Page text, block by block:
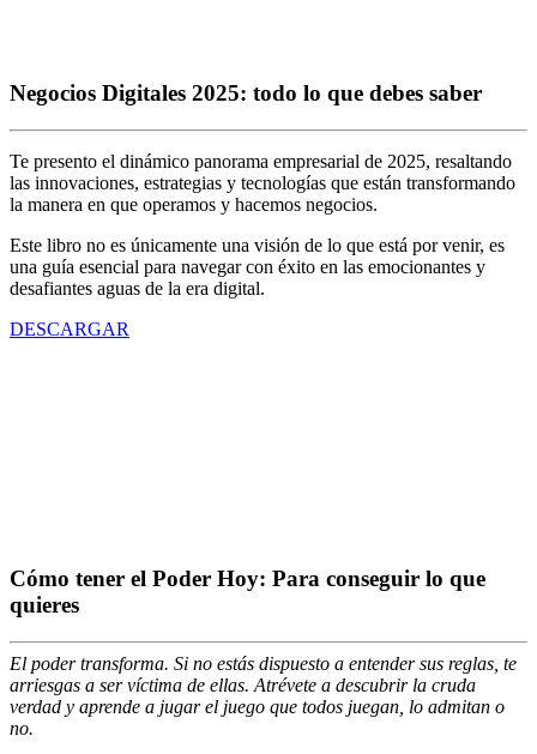
Negocios Digitales 2025: todo lo que debes saber
Te presento el dinámico panorama empresarial de 2025, resaltando
las innovaciones, estrategias y tecnologías que están transformando
la manera en que operamos y hacemos negocios.
Este libro no es únicamente una visión de lo que está por venir, es
una guía esencial para navegar con éxito en las emocionantes y
desafiantes aguas de la era digital.
DESCARGAR
Cómo tener el Poder Hoy: Para conseguir lo que
quieres
El poder transforma. Si no estás dispuesto a entender sus reglas, te
arriesgas a ser víctima de ellas. Atrévete a descubrir la cruda
verdad y aprende a jugar el juego que todos juegan, lo admitan o
no.